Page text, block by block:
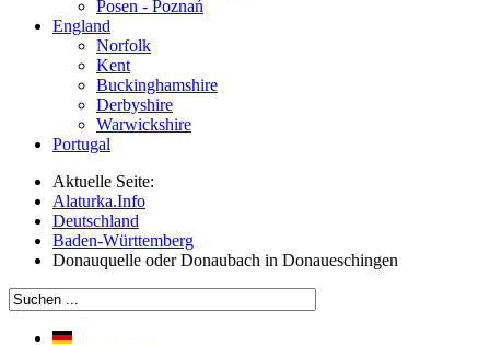
Posen - Poznań
England
Norfolk
Kent
Buckinghamshire
Derbyshire
Warwickshire
Portugal
Aktuelle Seite:
Alaturka.Info
Deutschland
Baden-Württemberg
Donauquelle oder Donaubach in Donaueschingen